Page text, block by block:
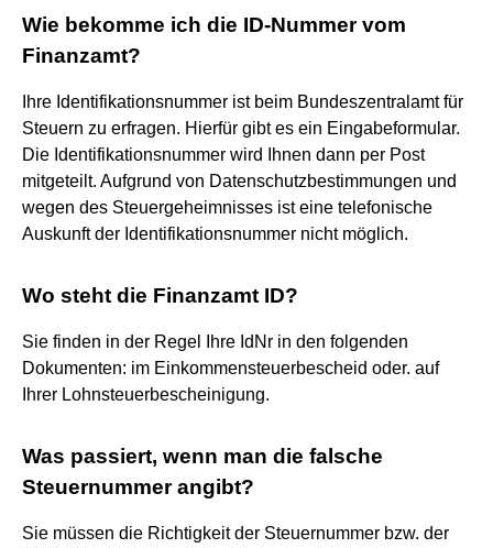
Wie bekomme ich die ID-Nummer vom
Finanzamt?
Ihre Identifikationsnummer ist beim Bundeszentralamt für
Steuern zu erfragen. Hierfür gibt es ein Eingabeformular.
Die Identifikationsnummer wird Ihnen dann per Post
mitgeteilt. Aufgrund von Datenschutzbestimmungen und
wegen des Steuergeheimnisses ist eine telefonische
Auskunft der Identifikationsnummer nicht möglich.
Wo steht die Finanzamt ID?
Sie finden in der Regel Ihre IdNr in den folgenden
Dokumenten: im Einkommensteuerbescheid oder. auf
Ihrer Lohnsteuerbescheinigung.
Was passiert, wenn man die falsche
Steuernummer angibt?
Sie müssen die Richtigkeit der Steuernummer bzw. der